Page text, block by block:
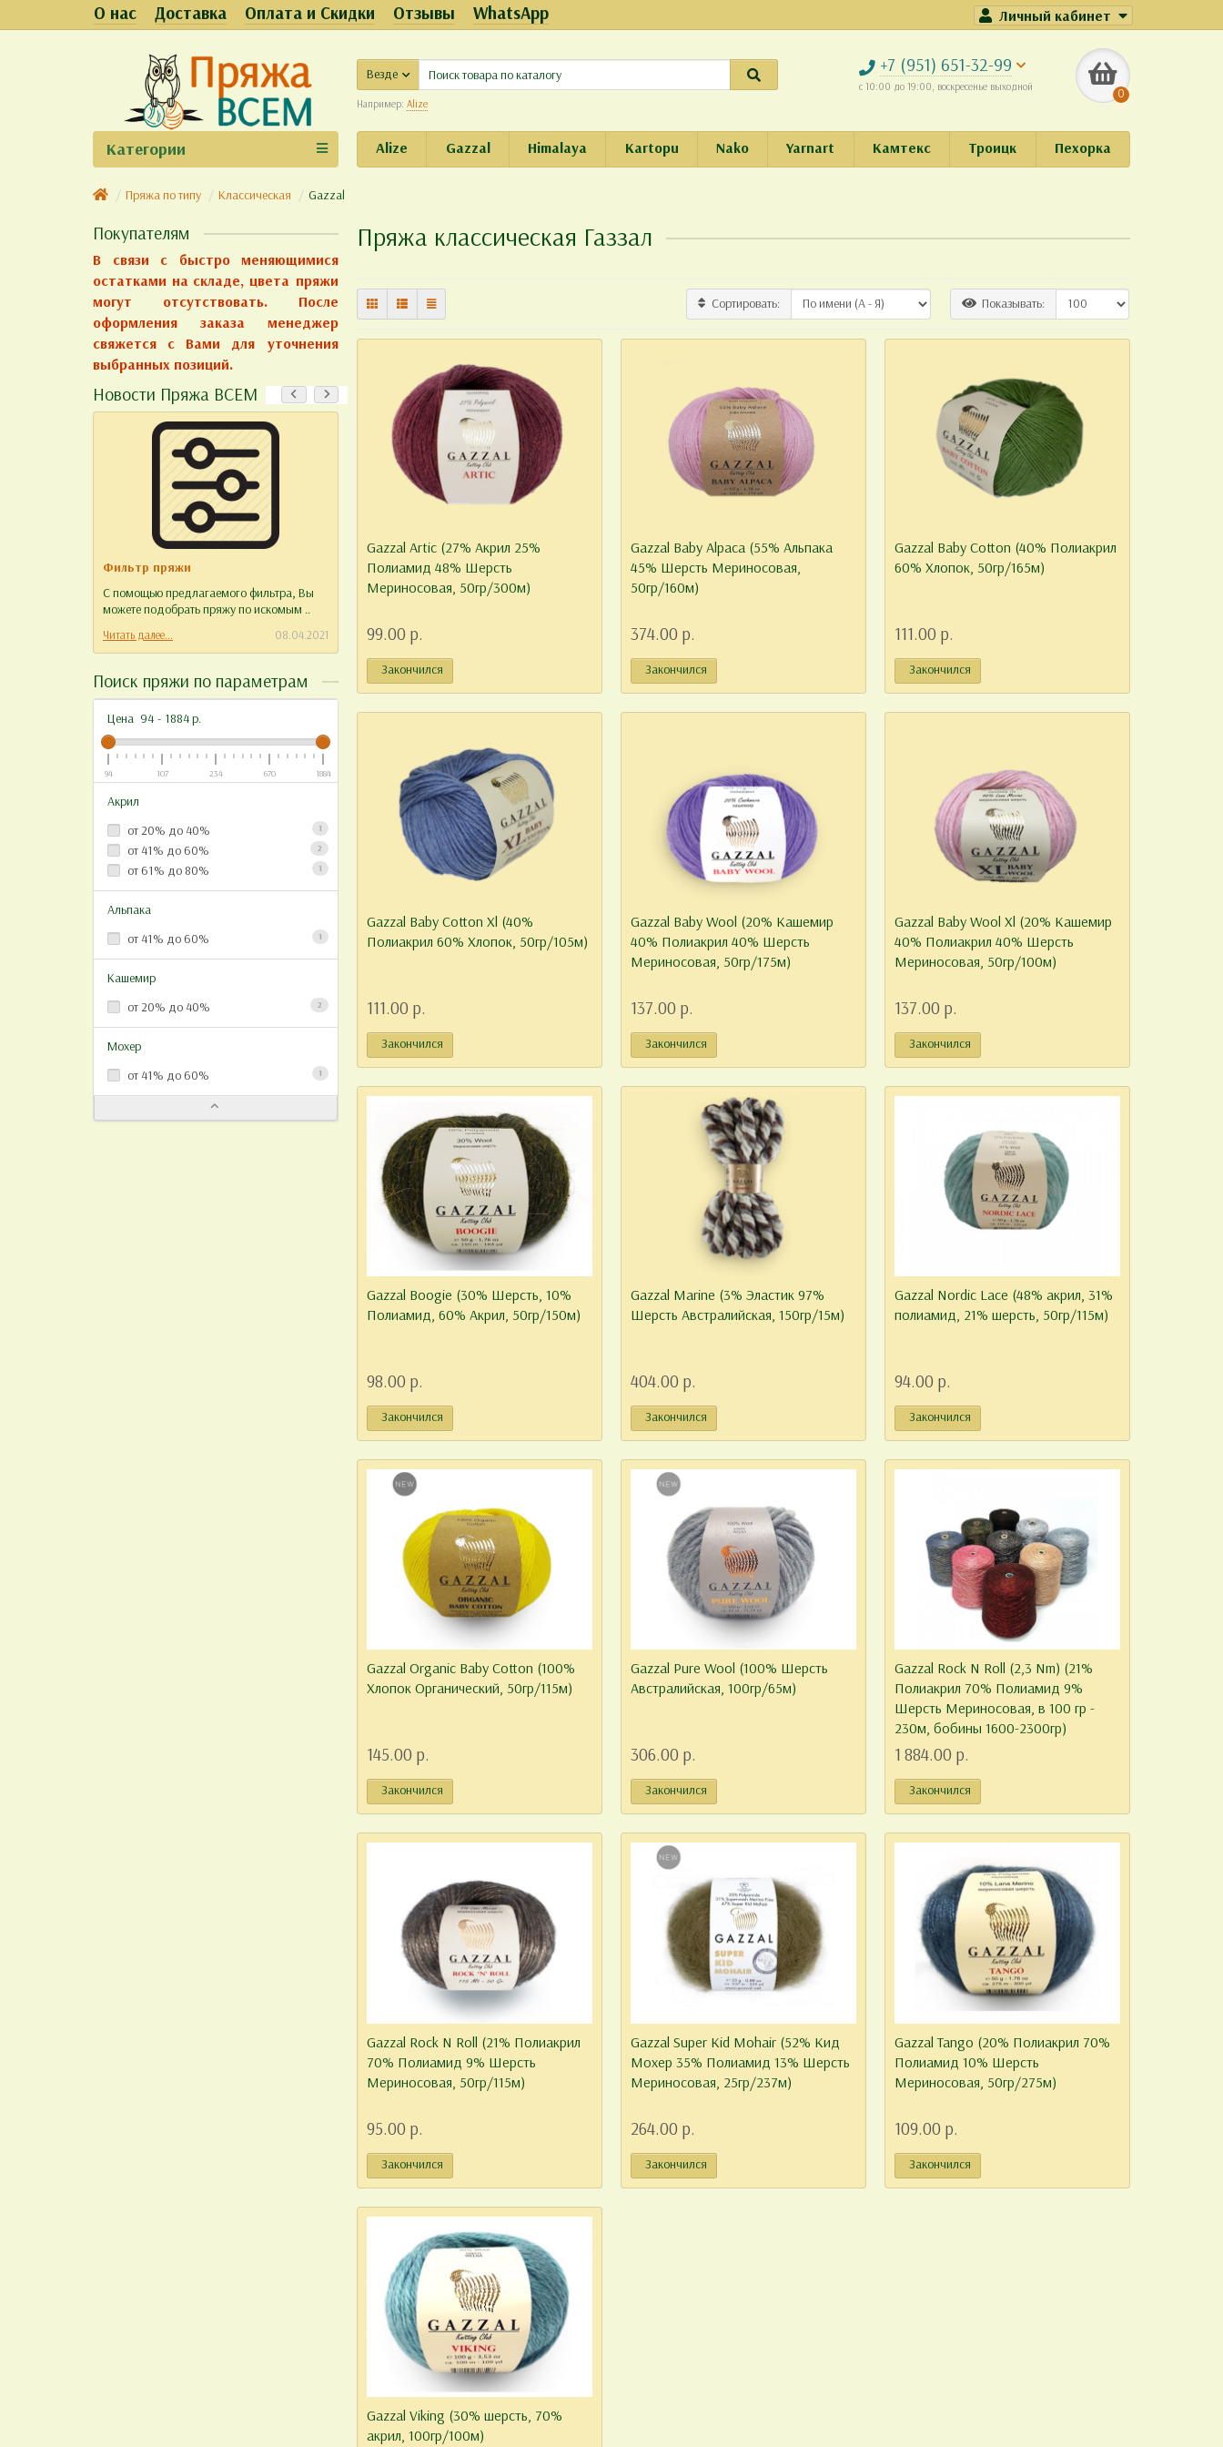
Личный кабинет
О нас Доставка Оплата и Скидки Отзывы WhatsApp
+7 (951) 651-32-99
с 10:00 до 19:00, воскресенье выходной 0
Везде
Например: Alize
Alize Gazzal Himalaya Kartopu Nako Yarnart Камтекс Троицк Пехорка
Категории
Пряжа по типу Классическая Gazzal
Покупателям
В связи с быстро меняющимися
остатками на складе, цвета пряжи
могут отсутствовать. После
оформления заказа менеджер
свяжется с Вами для уточнения
выбранных позиций.
Новости Пряжа ВСЕМ
Фильтр пряжи
С помощью предлагаемого фильтра, Вы
можете подобрать пряжу по искомым ..
Читать далее... 08.04.2021
Отзывы покупателей
Уважаемые покупатели. Чтобы улучшить
Читать далее...
Весеннее предложение по Ализе
Пряжа Ализе недорого. Весна - это особое
Читать далее...
Поиск пряжи по параметрам
Цена 94 - 1884р.
94 107 234 670 1884
Акрил
от 20% до 40%
1
от 41% до 60% 2
от 61% до 80% 1
Альпака
от 41% до 60%
1
Кашемир
от 20% до 40%
2
Мохер
от 41% до 60%
1
Пряжа классическая Газзал
Сортировать: Показывать:
Gazzal Artic (27% Акрил 25%
Полиамид 48% Шерсть
Мериносовая, 50гр/300м)
99.00 р.
Закончился
Gazzal Baby Alpaca (55% Альпака
45% Шерсть Мериносовая,
50гр/160м)
374.00 р.
Закончился
Gazzal Baby Cotton (40% Полиакрил
60% Хлопок, 50гр/165м)
111.00 р.
Закончился
Gazzal Baby Cotton Xl (40%
Полиакрил 60% Хлопок, 50гр/105м)
111.00 р.
Закончился
Gazzal Baby Wool (20% Кашемир
40% Полиакрил 40% Шерсть
Мериносовая, 50гр/175м)
137.00 р.
Закончился
Gazzal Baby Wool Xl (20% Кашемир
40% Полиакрил 40% Шерсть
Мериносовая, 50гр/100м)
137.00 р.
Закончился
Gazzal Boogie (30% Шерсть, 10%
Полиамид, 60% Акрил, 50гр/150м)
98.00 р.
Закончился
Gazzal Marine (3% Эластик 97%
Шерсть Австралийская, 150гр/15м)
404.00 р.
Закончился
Gazzal Nordic Lace (48% акрил, 31%
полиамид, 21% шерсть, 50гр/115м)
94.00 р.
Закончился
Gazzal Organic Baby Cotton (100%
Хлопок Органический, 50гр/115м)
145.00 р.
Закончился
Gazzal Pure Wool (100% Шерсть
Австралийская, 100гр/65м)
306.00 р.
Закончился
Gazzal Rock N Roll (2,3 Nm) (21%
Полиакрил 70% Полиамид 9%
Шерсть Мериносовая, в 100 гр -
230м, бобины 1600-2300гр)
1 884.00 р.
Закончился
Gazzal Rock N Roll (21% Полиакрил
70% Полиамид 9% Шерсть
Мериносовая, 50гр/115м)
95.00 р.
Закончился
Gazzal Super Kid Mohair (52% Кид
Мохер 35% Полиамид 13% Шерсть
Мериносовая, 25гр/237м)
264.00 р.
Закончился
Gazzal Tango (20% Полиакрил 70%
Полиамид 10% Шерсть
Мериносовая, 50гр/275м)
109.00 р.
Закончился
Gazzal Viking (30% шерсть, 70%
акрил, 100гр/100м)